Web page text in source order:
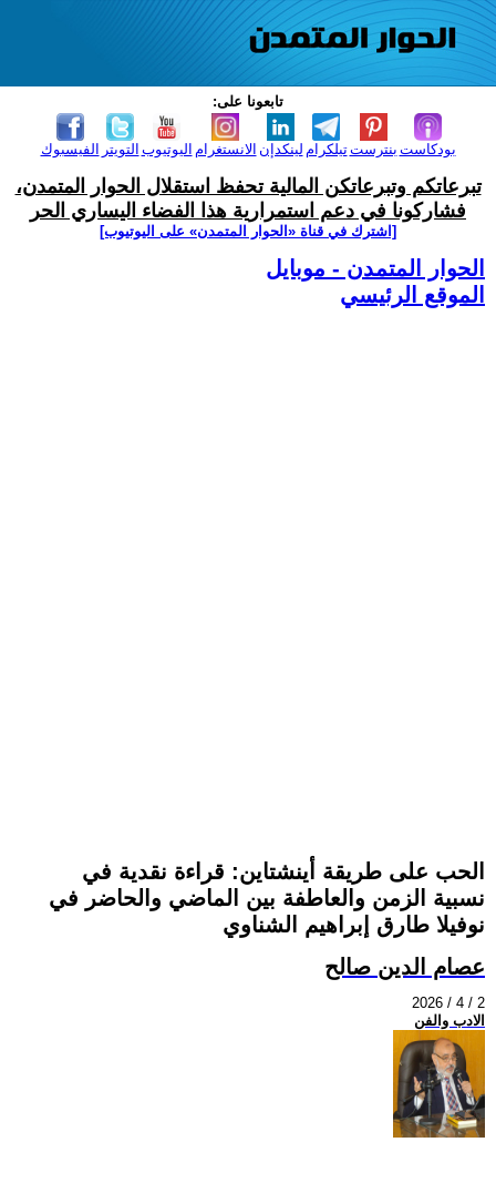
تابعونا على:
الفيسبوك التويتر اليوتيوب الانستغرام لينكدإن تيلكرامبنترست بودكاست
تبرعاتكم وتبرعاتكن المالية تحفظ استقلال الحوار المتمدن،
فشاركونا في دعم استمرارية هذا الفضاء اليساري الحر
[اشترك في قناة ‫«الحوار المتمدن» على اليوتيوب]
الحوار المتمدن - موبايل
الموقع الرئيسي
الحب على طريقة أينشتاين: قراءة نقدية في
نسبية الزمن والعاطفة بين الماضي والحاضر في
نوفيلا طارق إبراهيم الشناوي
عصام الدين صالح
2026 / 4 / 2
الادب والفن